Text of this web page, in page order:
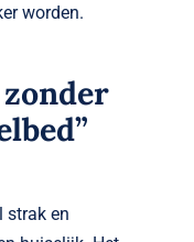
worden.
strak en